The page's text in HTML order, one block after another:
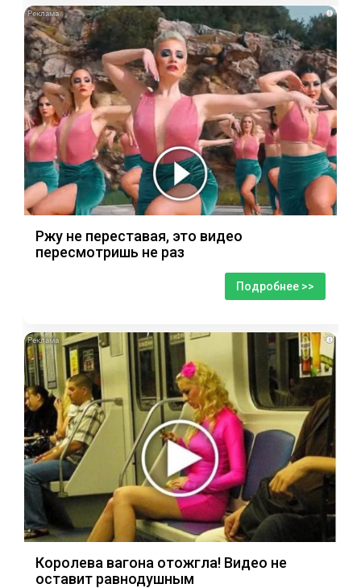
i
Ржу не переставая, это видео
пересмотришь не раз
Подробнее >>
i
Королева вагона отожгла! Видео не
оставит равнодушным